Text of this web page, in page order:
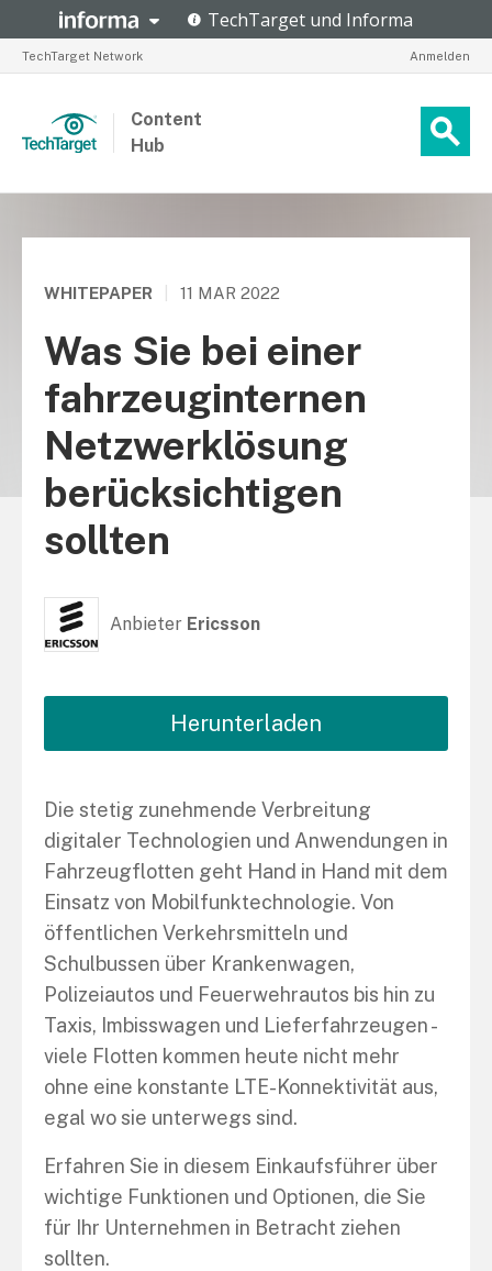
TechTarget Network Anmelden
Content
Hub
WHITEPAPER 11 MAR 2022
Was Sie bei einer
fahrzeuginternen
Netzwerklösung
berücksichtigen
sollten
Anbieter Ericsson
Herunterladen
Die stetig zunehmende Verbreitung
digitaler Technologien und Anwendungen in
Fahrzeugflotten geht Hand in Hand mit dem
Einsatz von Mobilfunktechnologie. Von
öffentlichen Verkehrsmitteln und
Schulbussen über Krankenwagen,
Polizeiautos und Feuerwehrautos bis hin zu
Taxis, Imbisswagen und Lieferfahrzeugen -
viele Flotten kommen heute nicht mehr
ohne eine konstante LTE-Konnektivität aus,
egal wo sie unterwegs sind.
Erfahren Sie in diesem Einkaufsführer über
wichtige Funktionen und Optionen, die Sie
für Ihr Unternehmen in Betracht ziehen
sollten.